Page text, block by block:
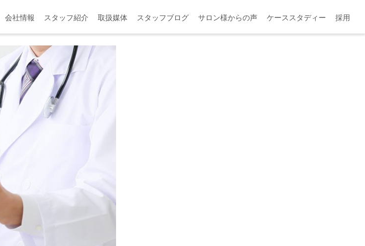
会社情報 スタッフ紹介 取扱媒体 スタッフブログ サロン様からの声 ケーススタディー 採用